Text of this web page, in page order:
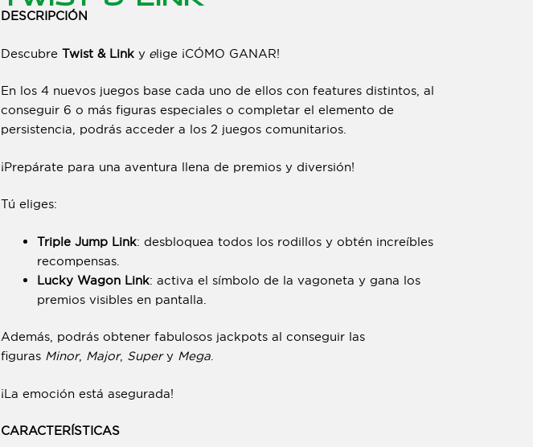
DESCRIPCIÓN
Descubre Twist & Link y elige ¡CÓMO GANAR!
En los 4 nuevos juegos base cada uno de ellos con features distintos, al
conseguir 6 o más figuras especiales o completar el elemento de
persistencia, podrás acceder a los 2 juegos comunitarios.
¡Prepárate para una aventura llena de premios y diversión!
Tú eliges:
Triple Jump Link: desbloquea todos los rodillos y obtén increíbles
recompensas.
Lucky Wagon Link: activa el símbolo de la vagoneta y gana los
premios visibles en pantalla.
Además, podrás obtener fabulosos jackpots al conseguir las
figuras Minor, Major, Supery Mega.
¡La emoción está asegurada!
CARACTERÍSTICAS